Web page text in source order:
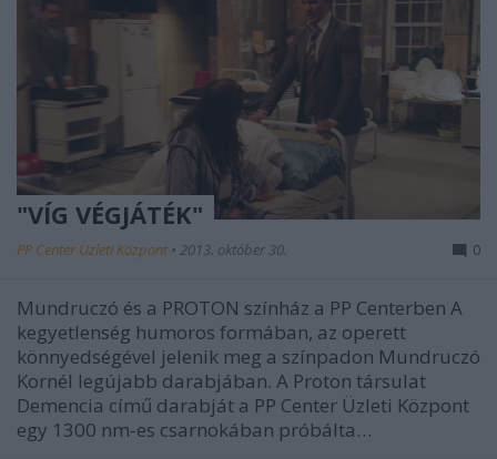
"VÍG VÉGJÁTÉK"
PP Center Üzleti Központ • 2013. október 30. 0
Mundruczó és a PROTON színház a PP Centerben A
kegyetlenség humoros formában, az operett
könnyedségével jelenik meg a színpadon Mundruczó
Kornél legújabb darabjában. A Proton társulat
Demencia című darabját a PP Center Üzleti Központ
egy 1300 nm-es csarnokában próbálta…